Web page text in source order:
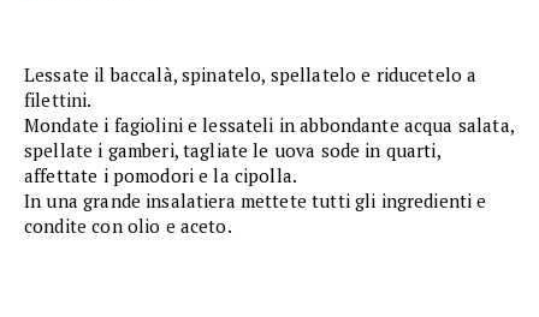
Lessate il baccalà, spinatelo, spellatelo e riducetelo a
filettini.
Mondate i fagiolini e lessateli in abbondante acqua salata,
spellate i gamberi, tagliate le uova sode in quarti,
affettate i pomodori e la cipolla.
In una grande insalatiera mettete tutti gli ingredienti e
condite con olio e aceto.